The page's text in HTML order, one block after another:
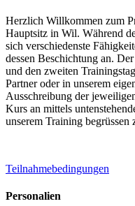
Herzlich Willkommen zum
Hauptsitz in Wil. Während
sich verschiedenste
dessen Beschichtung an.
und den zweiten
Partner oder in unserem
Ausschreibung der
Kurs an mittels
unserem Training begrüssen
Teilnahmebedingungen
Personalien